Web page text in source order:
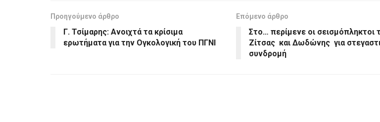
Προηγούμενο άρθρο
Γ. Τσίμαρης: Ανοιχτά τα κρίσιμα
ερωτήματα για την Ογκολογική του ΠΓΝΙ
Επόμενο άρθρο
Στο… περίμενε οι
Ζίτσας και Δωδώνης για
συνδρομή